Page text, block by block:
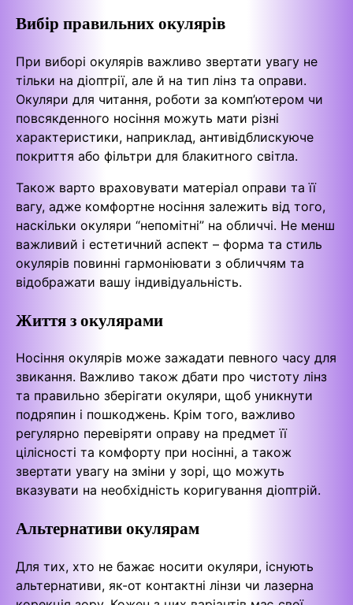
Вибір правильних окулярів
При виборі окулярів важливо звертати увагу не
тільки на діоптрії, але й на тип лінз та оправи.
Окуляри для читання, роботи за комп’ютером чи
повсякденного носіння можуть мати різні
характеристики, наприклад, антивідблискуюче
покриття або фільтри для блакитного світла.
Також варто враховувати матеріал оправи та її
вагу, адже комфортне носіння залежить від того,
наскільки окуляри “непомітні” на обличчі. Не менш
важливий і естетичний аспект – форма та стиль
окулярів повинні гармоніювати з обличчям та
відображати вашу індивідуальність.
Життя з окулярами
Носіння окулярів може зажадати певного часу для
звикання. Важливо також дбати про чистоту лінз
та правильно зберігати окуляри, щоб уникнути
подряпин і пошкоджень. Крім того, важливо
регулярно перевіряти оправу на предмет її
цілісності та комфорту при носінні, а також
звертати увагу на зміни у зорі, що можуть
вказувати на необхідність коригування діоптрій.
Альтернативи окулярам
Для тих, хто не бажає носити окуляри, існують
альтернативи, як-от контактні лінзи чи лазерна